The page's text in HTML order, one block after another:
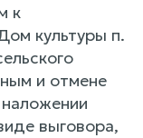
к
культуры п.
и отмене
выговора,